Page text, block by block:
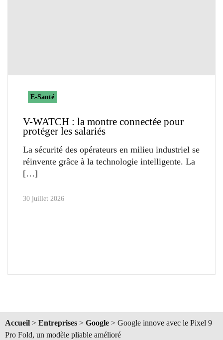
E-Santé
V-WATCH : la montre connectée pour
protéger les salariés
La sécurité des opérateurs en milieu industriel se
réinvente grâce à la technologie intelligente. La
30 juillet 2026
Accueil > Entreprises > Google > Google innove avec le Pixel 9
Pro Fold, un modèle pliable amélioré